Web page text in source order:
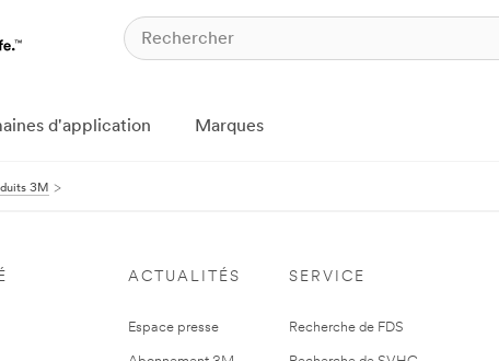
d'application Marques
3M
ACTUALITÉS
Espace presse
SERVICE
Recherche de FDS